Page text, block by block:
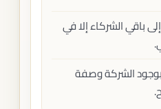
باقي الشركاء إلا في
بوجود الشركة وصفة